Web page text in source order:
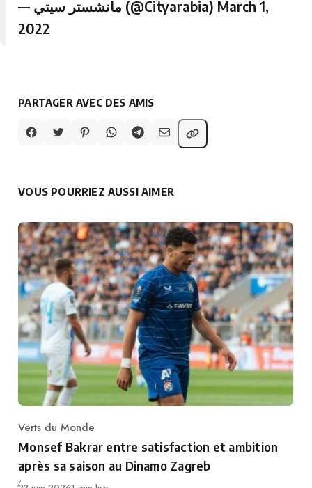
— مانشستر سيتي (@Cityarabia) March 1,
2022
PARTAGER AVEC DES AMIS
VOUS POURRIEZ AUSSI AIMER
Category
Verts du Monde
Monsef Bakrar entre satisfaction et ambition
après sa saison au Dinamo Zagreb